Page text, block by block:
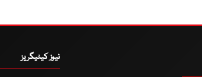
نیوز کیٹیگریز